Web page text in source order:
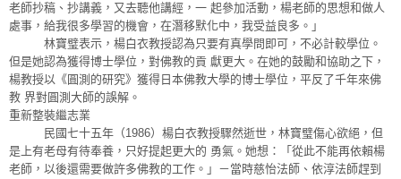
老師抄稿、抄講義，又去聽他講經，一 起參加活動，楊老師的思想和做人
處事，給我很多學習的機會，在潛移默化中，我受益良多。」
林寶璧表示，楊白衣教授認為只要有真學問即可，不必計較學位。
但是她認為獲得博士學位，對佛教的貢 獻更大。在她的鼓勵和協助之下，
楊教授以《圓測的研究》獲得日本佛教大學的博士學位，平反了千年來佛
教 界對圓測大師的誤解。
重新整裝繼志業
民國七十五年（1986）楊白衣教授驟然逝世，林寶璧傷心欲絕，但
是上有老母有待奉養，只好提起更大的 勇氣。她想：「從此不能再依賴楊
老師，以後還需要做許多佛教的工作。」－當時慈怡法師、依淳法師趕到